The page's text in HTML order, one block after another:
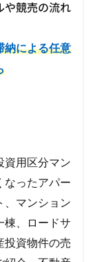
や競売の流れ
納による任意
資用区分マン
なったアパー
、マンション
棟、ロードサ
投資物件の売